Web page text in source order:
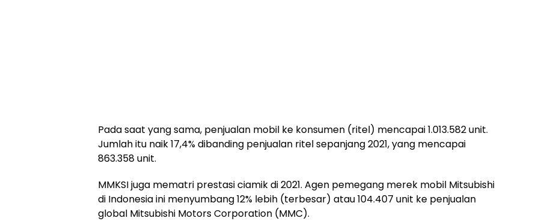
Pada saat yang sama, penjualan mobil ke konsumen (ritel) mencapai 1.013.582 unit.
Jumlah itu naik 17,4% dibanding penjualan ritel sepanjang 2021, yang mencapai
863.358 unit.
MMKSI juga mematri prestasi ciamik di 2021. Agen pemegang merek mobil Mitsubishi
di Indonesia ini menyumbang 12% lebih (terbesar) atau 104.407 unit ke penjualan
global Mitsubishi Motors Corporation (MMC).